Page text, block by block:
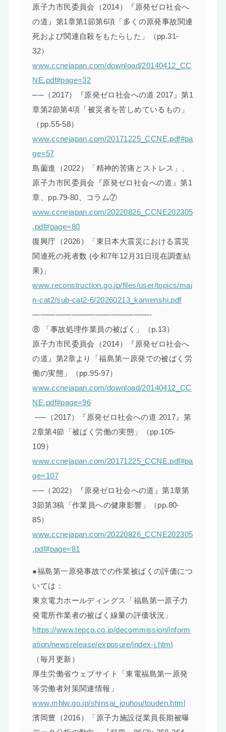
原子力市民委員会（2014）『原発ゼロ社会へ
の道』第1章第1節第6項「多くの原発事故関連
死および関連自殺をもたらした」（pp.31-
32）
www.ccnejapan.com/download/20140412_CC
NE.pdf#page=32
──（2017）『原発ゼロ社会への道 2017』第1
章第2節第4項「被災者を苦しめているもの」
（pp.55-58）
www.ccnejapan.com/20171225_CCNE.pdf#pa
ge=57
島薗進（2022）「精神的苦痛とストレス」、
原子力市民委員会『原発ゼロ社会への道』第1
章、pp.79-80、コラム⑦
www.ccnejapan.com/20220826_CCNE202305
.pdf#page=80
復興庁（2026）「東日本大震災における震災
関連死の死者数 (令和7年12月31日現在調査結
果)」
www.reconstruction.go.jp/files/user/topics/mai
n-cat2/sub-cat2-6/20260213_kanrenshi.pdf
———————————————-
⑧ 「事故処理作業員の被ばく」（p.13）
原子力市民委員会（2014）『原発ゼロ社会へ
の道』第2章より「福島第一原発での被ばく労
働の実態」（pp.95-97）
www.ccnejapan.com/download/20140412_CC
NE.pdf#page=96
──（2017）『原発ゼロ社会への道 2017』第
2章第4節「被ばく労働の実態」（pp.105-
109）
www.ccnejapan.com/20171225_CCNE.pdf#pa
ge=107
──（2022）『原発ゼロ社会への道』第1章第
3節第3稿「作業員への健康影響」（pp.80-
85）
www.ccnejapan.com/20220826_CCNE202305
.pdf#page=81
●福島第一原発事故での作業被ばくの評価につ
いては：
東京電力ホールディングス「福島第一原子力
発電所作業者の被ばく線量の評価状況」
https://www.tepco.co.jp/decommission/inform
ation/newsrelease/exposure/index-j.html
（毎月更新）
厚生労働省ウェブサイト「東電福島第一原発
等労働者対策関連情報」
www.mhlw.go.jp/shinsai_jouhou/touden.html
濱岡豊（2016）「原子力施設従業員長期被曝